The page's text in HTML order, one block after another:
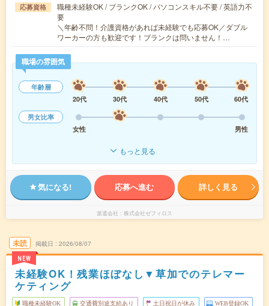
応募資格
職種未経験OK / ブランクOK / パソコンスキル不要 / 英語力不
要
＼年齢不問！介護資格があれば未経験でも応募OK／ダブル
ワーカーの方も歓迎です！ブランクは問いません！…
職場の雰囲気
年齢層
20代
30代 40代 50代
60代
男女比率
女性
男性
もっと見る
気になる! 応募へ進む 詳しく見る
派遣会社 株式会社ゼフィロス
未読
NEW
掲載日 2026/08/07
未経験OK！残業ほぼなし▼草加でのテレマー
ケティング
職種未経験OK 交通費別途支給あり 土日祝日が休み WEB登録OK